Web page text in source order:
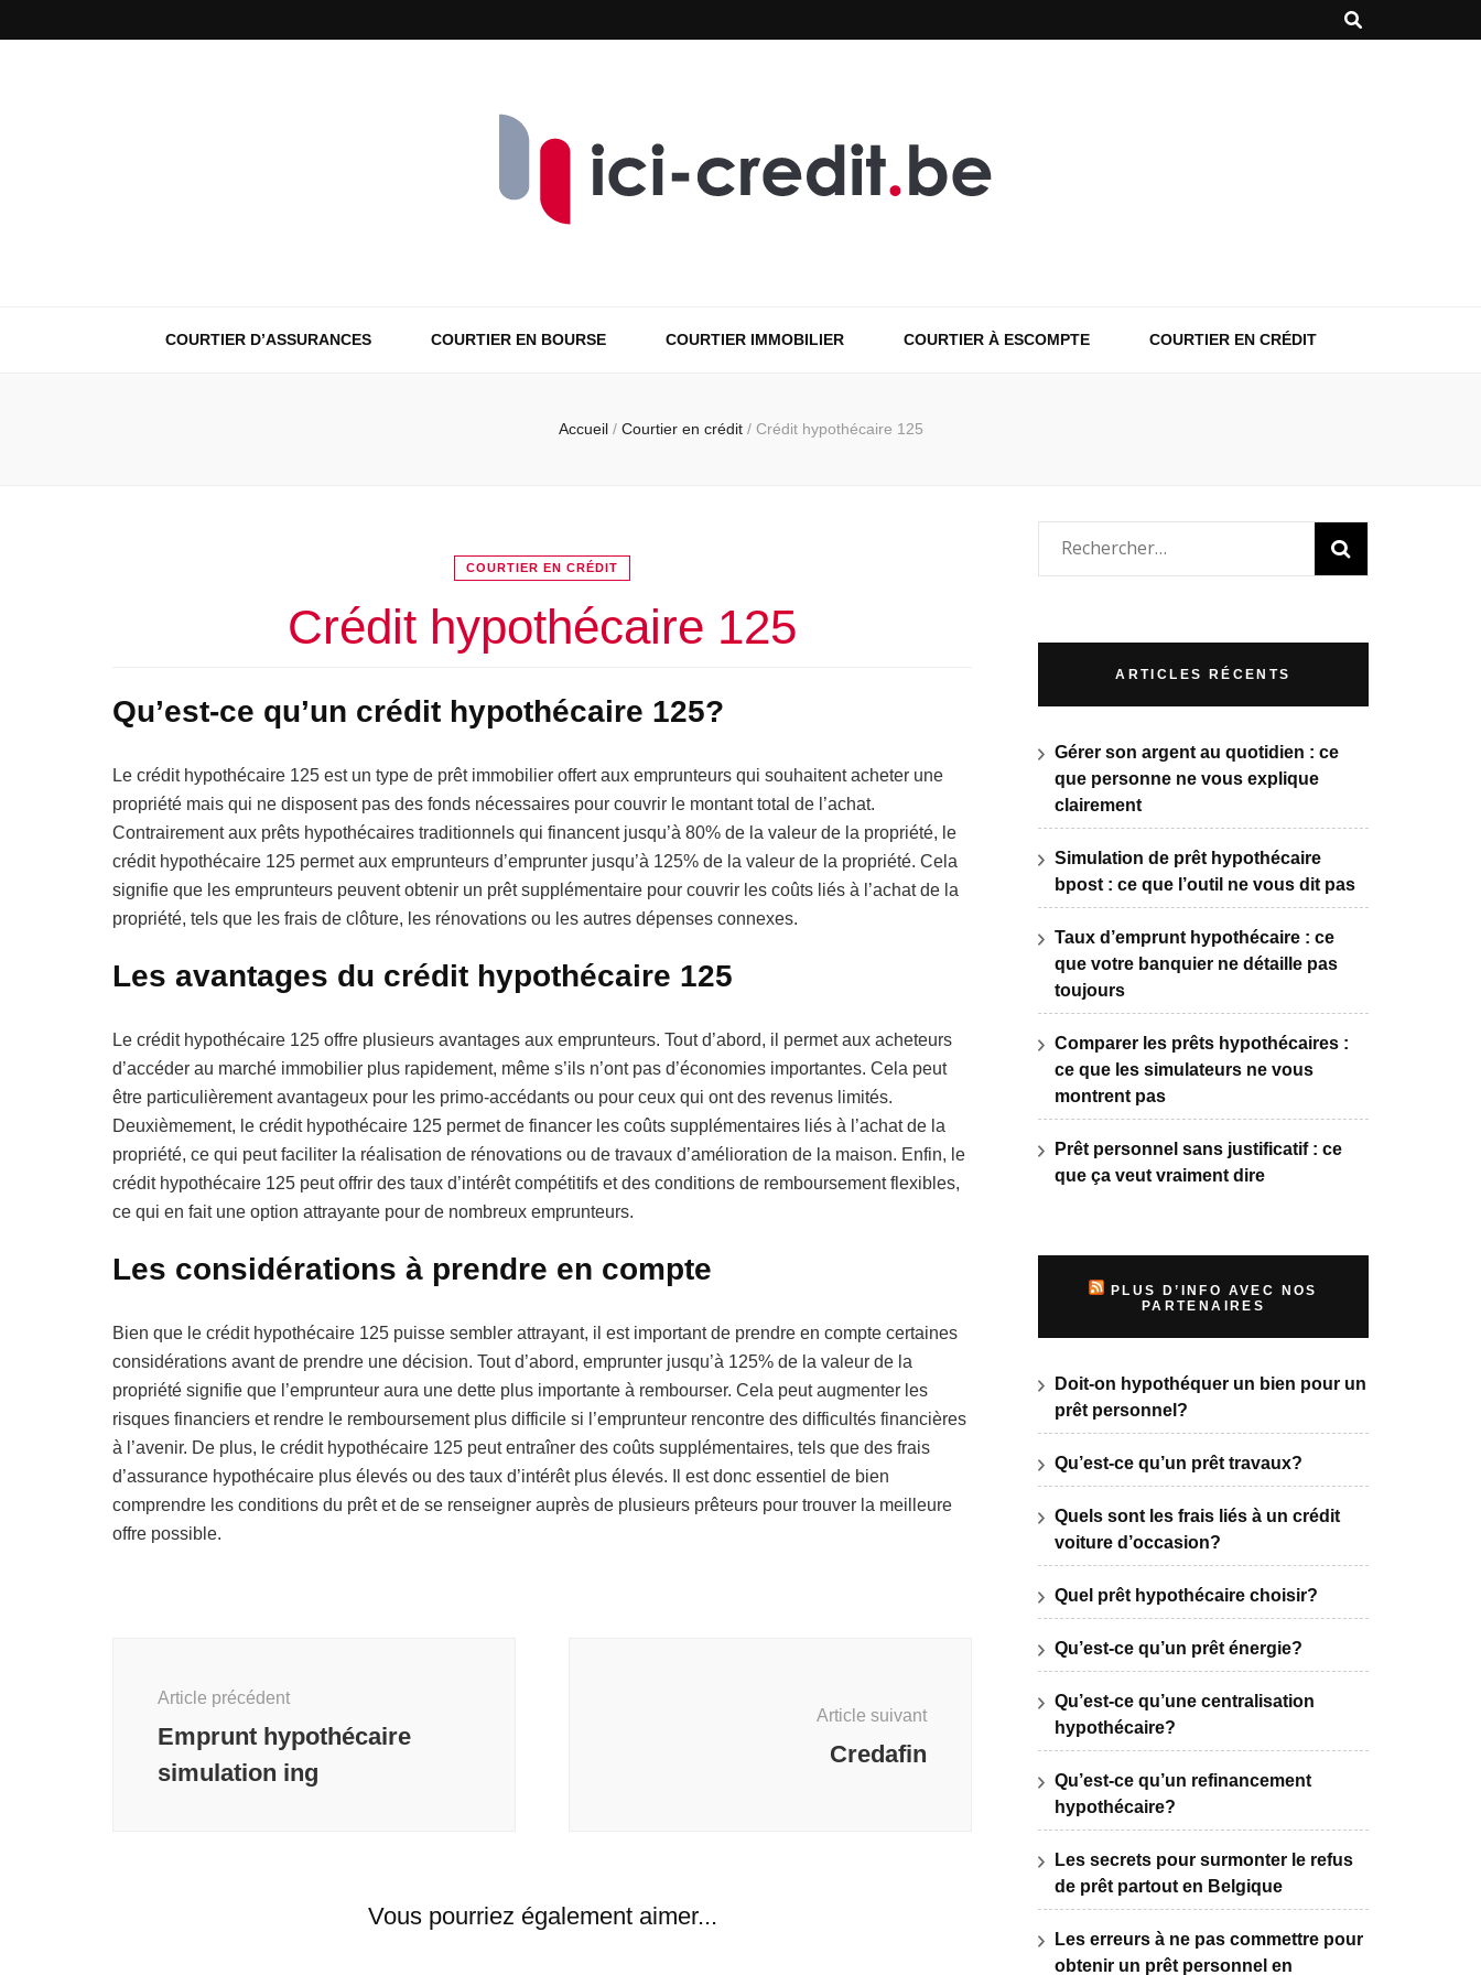
COURTIER D’ASSURANCES COURTIER EN BOURSE COURTIER IMMOBILIER COURTIER À ESCOMPTE COURTIER EN CRÉDIT
Accueil / Courtier en crédit / Crédit hypothécaire 125
COURTIER EN CRÉDIT
Crédit hypothécaire 125
Qu’est-ce qu’un crédit hypothécaire 125?
Le crédit hypothécaire 125 est un type de prêt immobilier offert aux emprunteurs qui souhaitent acheter une
propriété mais qui ne disposent pas des fonds nécessaires pour couvrir le montant total de l’achat.
Contrairement aux prêts hypothécaires traditionnels qui financent jusqu’à 80% de la valeur de la propriété, le
crédit hypothécaire 125 permet aux emprunteurs d’emprunter jusqu’à 125% de la valeur de la propriété. Cela
signifie que les emprunteurs peuvent obtenir un prêt supplémentaire pour couvrir les coûts liés à l’achat de la
propriété, tels que les frais de clôture, les rénovations ou les autres dépenses connexes.
Les avantages du crédit hypothécaire 125
Le crédit hypothécaire 125 offre plusieurs avantages aux emprunteurs. Tout d’abord, il permet aux acheteurs
d’accéder au marché immobilier plus rapidement, même s’ils n’ont pas d’économies importantes. Cela peut
être particulièrement avantageux pour les primo-accédants ou pour ceux qui ont des revenus limités.
Deuxièmement, le crédit hypothécaire 125 permet de financer les coûts supplémentaires liés à l’achat de la
propriété, ce qui peut faciliter la réalisation de rénovations ou de travaux d’amélioration de la maison. Enfin, le
crédit hypothécaire 125 peut offrir des taux d’intérêt compétitifs et des conditions de remboursement flexibles,
ce qui en fait une option attrayante pour de nombreux emprunteurs.
Les considérations à prendre en compte
Bien que le crédit hypothécaire 125 puisse sembler attrayant, il est important de prendre en compte certaines
considérations avant de prendre une décision. Tout d’abord, emprunter jusqu’à 125% de la valeur de la
propriété signifie que l’emprunteur aura une dette plus importante à rembourser. Cela peut augmenter les
risques financiers et rendre le remboursement plus difficile si l’emprunteur rencontre des difficultés financières
à l’avenir. De plus, le crédit hypothécaire 125 peut entraîner des coûts supplémentaires, tels que des frais
d’assurance hypothécaire plus élevés ou des taux d’intérêt plus élevés. Il est donc essentiel de bien
comprendre les conditions du prêt et de se renseigner auprès de plusieurs prêteurs pour trouver la meilleure
offre possible.
Article précédent
Emprunt hypothécaire
simulation ing
Article suivant
Credafin
Vous pourriez également aimer...
Rechercher :
ARTICLES RÉCENTS
Gérer son argent au quotidien : ce
que personne ne vous explique
clairement
Simulation de prêt hypothécaire
bpost : ce que l’outil ne vous dit pas
Taux d’emprunt hypothécaire : ce
que votre banquier ne détaille pas
toujours
Comparer les prêts hypothécaires :
ce que les simulateurs ne vous
montrent pas
Prêt personnel sans justificatif : ce
que ça veut vraiment dire
PLUS D’INFO AVEC NOS
PARTENAIRES
Doit-on hypothéquer un bien pour un
prêt personnel?
Qu’est-ce qu’un prêt travaux?
Quels sont les frais liés à un crédit
voiture d’occasion?
Quel prêt hypothécaire choisir?
Qu’est-ce qu’un prêt énergie?
Qu’est-ce qu’une centralisation
hypothécaire?
Qu’est-ce qu’un refinancement
hypothécaire?
Les secrets pour surmonter le refus
de prêt partout en Belgique
Les erreurs à ne pas commettre pour
obtenir un prêt personnel en